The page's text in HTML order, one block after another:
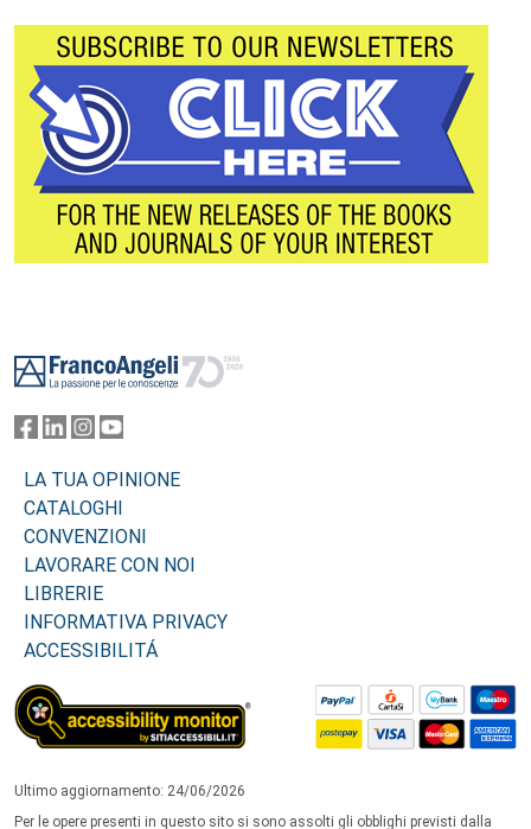
LA TUA OPINIONE
CATALOGHI
CONVENZIONI
LAVORARE CON NOI
LIBRERIE
INFORMATIVA PRIVACY
ACCESSIBILITÁ
Ultimo aggiornamento: 24/06/2026
Per le opere presenti in questo sito si sono assolti gli obblighi previsti dalla